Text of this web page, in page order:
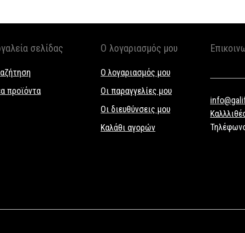
σελίδας
προϊόντα
Ο λογαριασμός μου
Ο λογαριασμός μου
Οι παραγγελίες μου
Οι διευθύνσεις μου
Καλάθι αγορών